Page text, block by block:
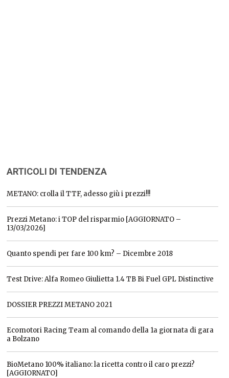
ARTICOLI DI TENDENZA
METANO: crolla il TTF, adesso giù i prezzi!!!
Prezzi Metano: i TOP del risparmio [AGGIORNATO –
13/03/2026]
Quanto spendi per fare 100 km? – Dicembre 2018
Test Drive: Alfa Romeo Giulietta 1.4 TB Bi Fuel GPL Distinctive
DOSSIER PREZZI METANO 2021
Ecomotori Racing Team al comando della 1a giornata di gara
a Bolzano
BioMetano 100% italiano: la ricetta contro il caro prezzi?
[AGGIORNATO]